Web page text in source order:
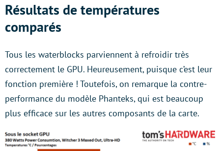
Résultats de températures
comparés
Tous les waterblocks parviennent à refroidir très
correctement le GPU. Heureusement, puisque c’est leur
fonction première ! Toutefois, on remarque la contre-
performance du modèle Phanteks, qui est beaucoup
plus efficace sur les autres composants de la carte.